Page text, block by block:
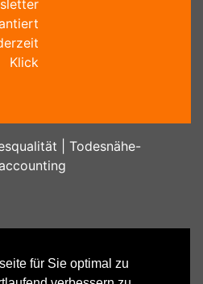
für Sie optimal zu
Todesnähe-